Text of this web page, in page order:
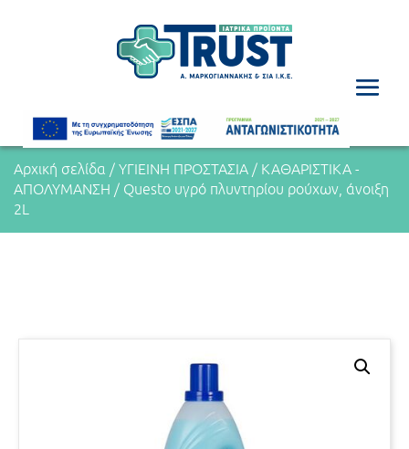
Αρχική σελίδα / ΥΓΙΕΙΝΗ ΠΡΟΣΤΑΣΙΑ / ΚΑΘΑΡΙΣΤΙΚΑ -
ΑΠΟΛΥΜΑΝΣΗ / Questo υγρό πλυντηρίου ρούχων, άνοιξη
2L